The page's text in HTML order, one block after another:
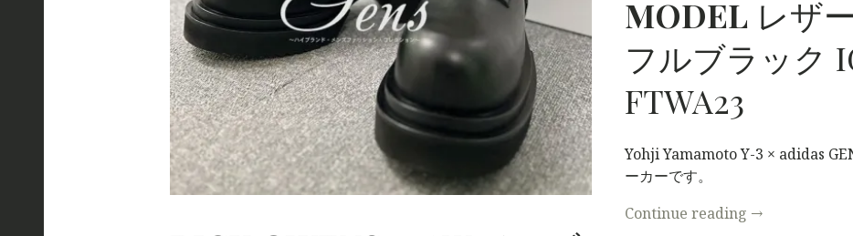
ンド・メ
ンズファ
ッショ
ン・コレ
MODEL レザ
フルブラック
FTWA23
Yohji Yamamoto Y-3 × adidas
ーカーです。
Continue reading →